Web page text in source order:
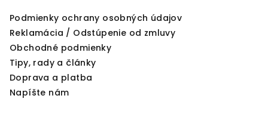
Podmienky ochrany osobných údajov
Reklamácia / Odstúpenie od zmluvy
Obchodné podmienky
Tipy, rady a články
Doprava a platba
Napíšte nám